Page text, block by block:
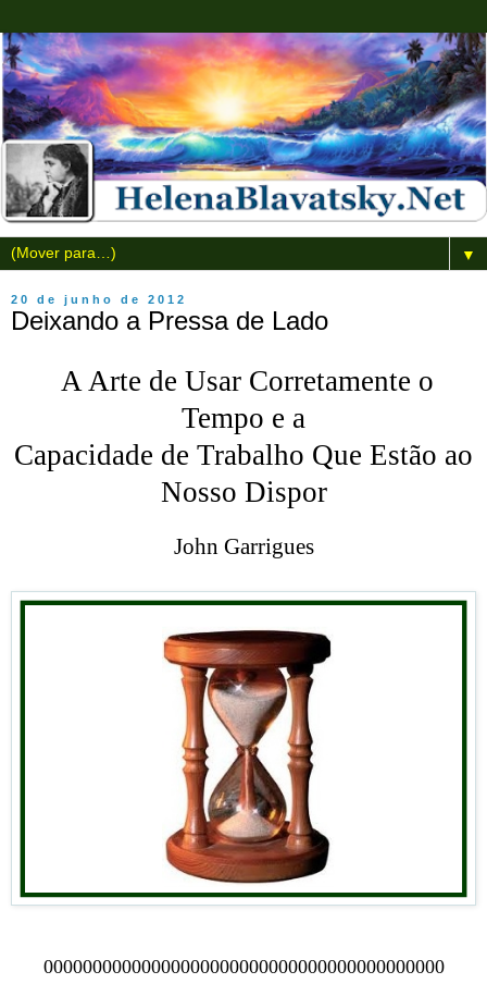
▼
20 de junho de 2012
Deixando a Pressa de Lado
A Arte de Usar Corretamente o
Tempo e a
Capacidade de Trabalho Que Estão ao
Nosso Dispor
John Garrigues
00000000000000000000000000000000000000000